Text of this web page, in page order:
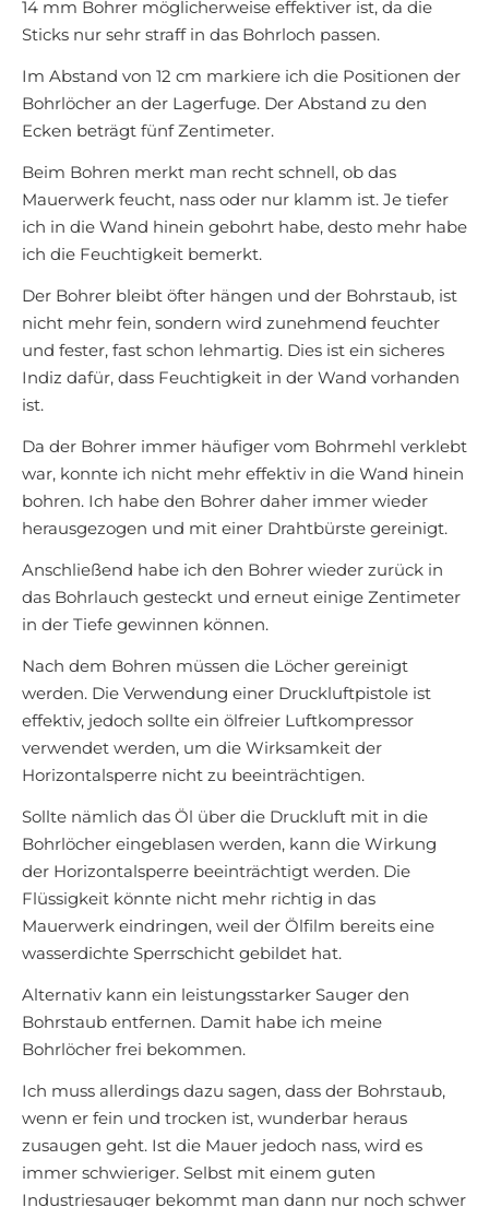
14 mm Bohrer möglicherweise effektiver ist, da die
Sticks nur sehr straff in das Bohrloch passen.
Im Abstand von 12 cm markiere ich die Positionen der
Bohrlöcher an der Lagerfuge. Der Abstand zu den
Ecken beträgt fünf Zentimeter.
Beim Bohren merkt man recht schnell, ob das
Mauerwerk feucht, nass oder nur klamm ist. Je tiefer
ich in die Wand hinein gebohrt habe, desto mehr habe
ich die Feuchtigkeit bemerkt.
Der Bohrer bleibt öfter hängen und der Bohrstaub, ist
nicht mehr fein, sondern wird zunehmend feuchter
und fester, fast schon lehmartig. Dies ist ein sicheres
Indiz dafür, dass Feuchtigkeit in der Wand vorhanden
ist.
Da der Bohrer immer häufiger vom Bohrmehl verklebt
war, konnte ich nicht mehr effektiv in die Wand hinein
bohren. Ich habe den Bohrer daher immer wieder
herausgezogen und mit einer Drahtbürste gereinigt.
Anschließend habe ich den Bohrer wieder zurück in
das Bohrlauch gesteckt und erneut einige Zentimeter
in der Tiefe gewinnen können.
Nach dem Bohren müssen die Löcher gereinigt
werden. Die Verwendung einer Druckluftpistole ist
effektiv, jedoch sollte ein ölfreier Luftkompressor
verwendet werden, um die Wirksamkeit der
Horizontalsperre nicht zu beeinträchtigen.
Sollte nämlich das Öl über die Druckluft mit in die
Bohrlöcher eingeblasen werden, kann die Wirkung
der Horizontalsperre beeinträchtigt werden. Die
Flüssigkeit könnte nicht mehr richtig in das
Mauerwerk eindringen, weil der Ölfilm bereits eine
wasserdichte Sperrschicht gebildet hat.
Alternativ kann ein leistungsstarker Sauger den
Bohrstaub entfernen. Damit habe ich meine
Bohrlöcher frei bekommen.
Ich muss allerdings dazu sagen, dass der Bohrstaub,
wenn er fein und trocken ist, wunderbar heraus
zusaugen geht. Ist die Mauer jedoch nass, wird es
immer schwieriger. Selbst mit einem guten
Industriesauger bekommt man dann nur noch schwer